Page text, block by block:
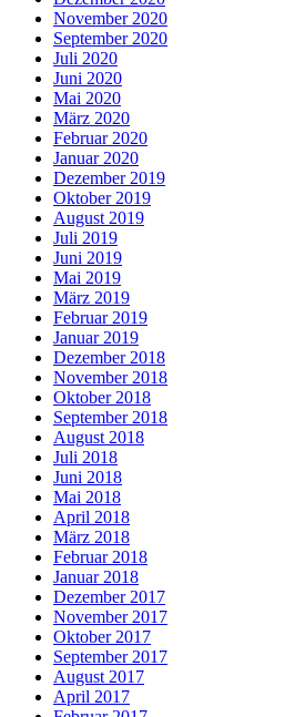
November 2020
September 2020
Juli 2020
Juni 2020
Mai 2020
März 2020
Februar 2020
Januar 2020
Dezember 2019
Oktober 2019
August 2019
Juli 2019
Juni 2019
Mai 2019
März 2019
Februar 2019
Januar 2019
Dezember 2018
November 2018
Oktober 2018
September 2018
August 2018
Juli 2018
Juni 2018
Mai 2018
April 2018
März 2018
Februar 2018
Januar 2018
Dezember 2017
November 2017
Oktober 2017
September 2017
August 2017
April 2017